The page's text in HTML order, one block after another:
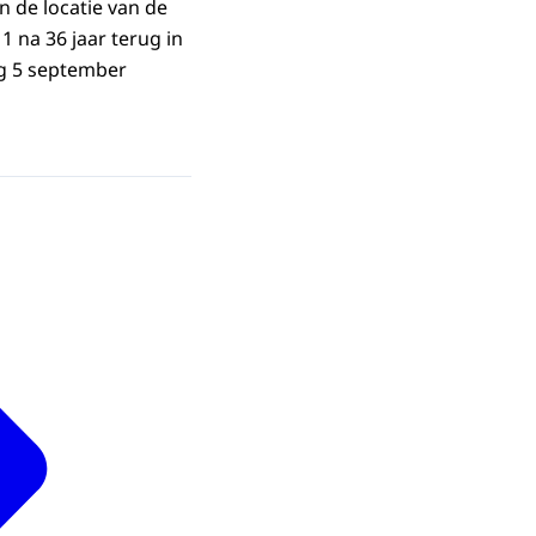
de locatie van de
na 36 jaar terug in
5 september